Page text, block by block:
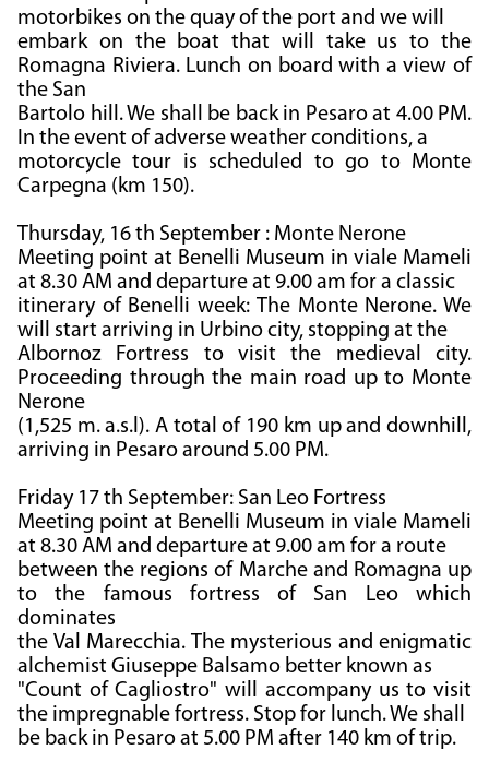
motorbikes on the quay of the port and we will
embark on the boat that will take us to the
Romagna Riviera. Lunch on board with a view of
the San
Bartolo hill. We shall be back in Pesaro at 4.00 PM.
In the event of adverse weather conditions, a
motorcycle tour is scheduled to go to Monte
Carpegna (km 150).
Thursday, 16 th September : Monte Nerone
Meeting point at Benelli Museum in viale Mameli
at 8.30 AM and departure at 9.00 am for a classic
itinerary of Benelli week: The Monte Nerone. We
will start arriving in Urbino city, stopping at the
Albornoz Fortress to visit the medieval city.
Proceeding through the main road up to Monte
Nerone
(1,525 m. a.s.l). A total of 190 km up and downhill,
arriving in Pesaro around 5.00 PM.
Friday 17 th September: San Leo Fortress
Meeting point at Benelli Museum in viale Mameli
at 8.30 AM and departure at 9.00 am for a route
between the regions of Marche and Romagna up
to the famous fortress of San Leo which
dominates
the Val Marecchia. The mysterious and enigmatic
alchemist Giuseppe Balsamo better known as
"Count of Cagliostro" will accompany us to visit
the impregnable fortress. Stop for lunch. We shall
be back in Pesaro at 5.00 PM after 140 km of trip.